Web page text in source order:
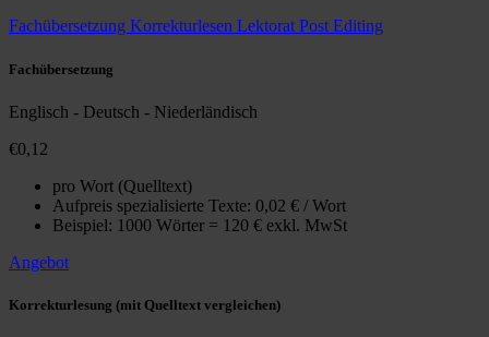
Fachübersetzung Korrekturlesen LektoratPost Editing
Fachübersetzung
Englisch - Deutsch - Niederländisch
€0,12
pro Wort (Quelltext)
Aufpreis spezialisierte Texte: 0,02 € / Wort
Beispiel: 1000 Wörter = 120 € exkl. MwSt
Angebot
Korrekturlesung (mit Quelltext vergleichen)